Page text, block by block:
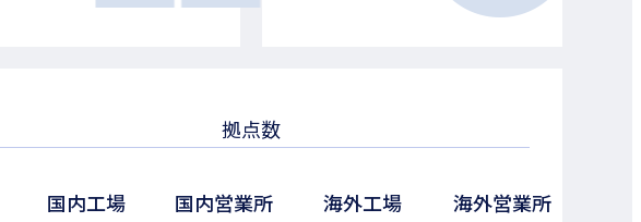
拠点数
国内工場 国内営業所 海外工場 海外営業所